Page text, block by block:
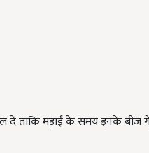
दें ताकि मड़ाई के समय इनके बीज